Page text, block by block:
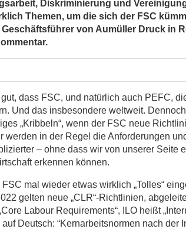
Diskriminierung und
Themen, um die sich der FSC
von Aumüller Druck in
dass FSC, und natürlich auch PEFC,
Und das insbesondere weltweit.
„Kribbeln“, wenn der FSC neue
werden in der Regel die Anforderungen
– ohne dass wir von unserer Seite
erkennen können.
mal wieder etwas wirklich „Tolles“
gelten neue „CLR“-Richtlinien,
Labour Requirements“, ILO heißt
Deutsch: “Kernarbeitsnormen nach der